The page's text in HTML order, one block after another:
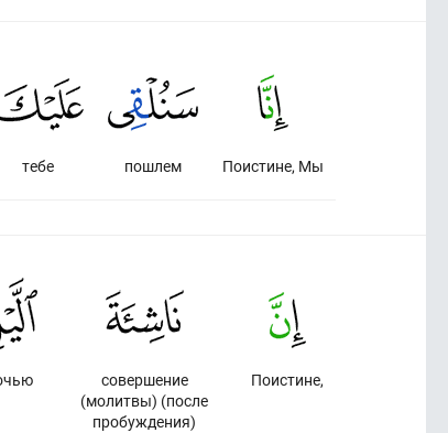
Поистине, Мы
пошлем
тебе
Поистине,
совершение
(молитвы) (после
пробуждения)